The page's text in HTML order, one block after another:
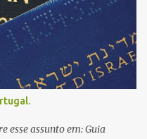
😔 Saiba mais
porto/porto/interior/porto-
de-dois-euros-por-noite-
esse assunto em: Guia